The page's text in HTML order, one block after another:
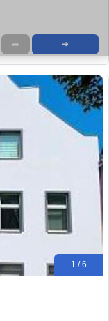
➦ ➜
1 / 6